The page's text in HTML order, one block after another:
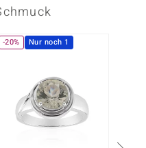
-20% Nur noch 1